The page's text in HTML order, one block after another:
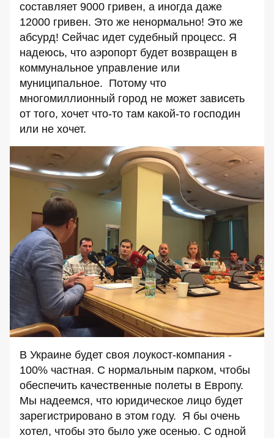
составляет 9000 гривен, а иногда даже
12000 гривен. Это же ненормально! Это же
абсурд! Сейчас идет судебный процесс. Я
надеюсь, что аэропорт будет возвращен в
коммунальное управление или
муниципальное. Потому что
многомиллионный город не может зависеть
от того, хочет что-то там какой-то господин
или не хочет.
В Украине будет своя лоукост-компания -
100% частная. С нормальным парком, чтобы
обеспечить качественные полеты в Европу.
Мы надеемся, что юридическое лицо будет
зарегистрировано в этом году. Я бы очень
хотел, чтобы это было уже осенью. С одной